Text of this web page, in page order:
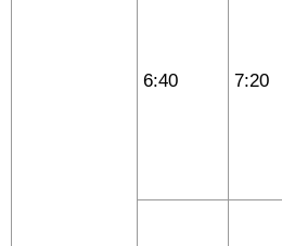
6:40 7:20